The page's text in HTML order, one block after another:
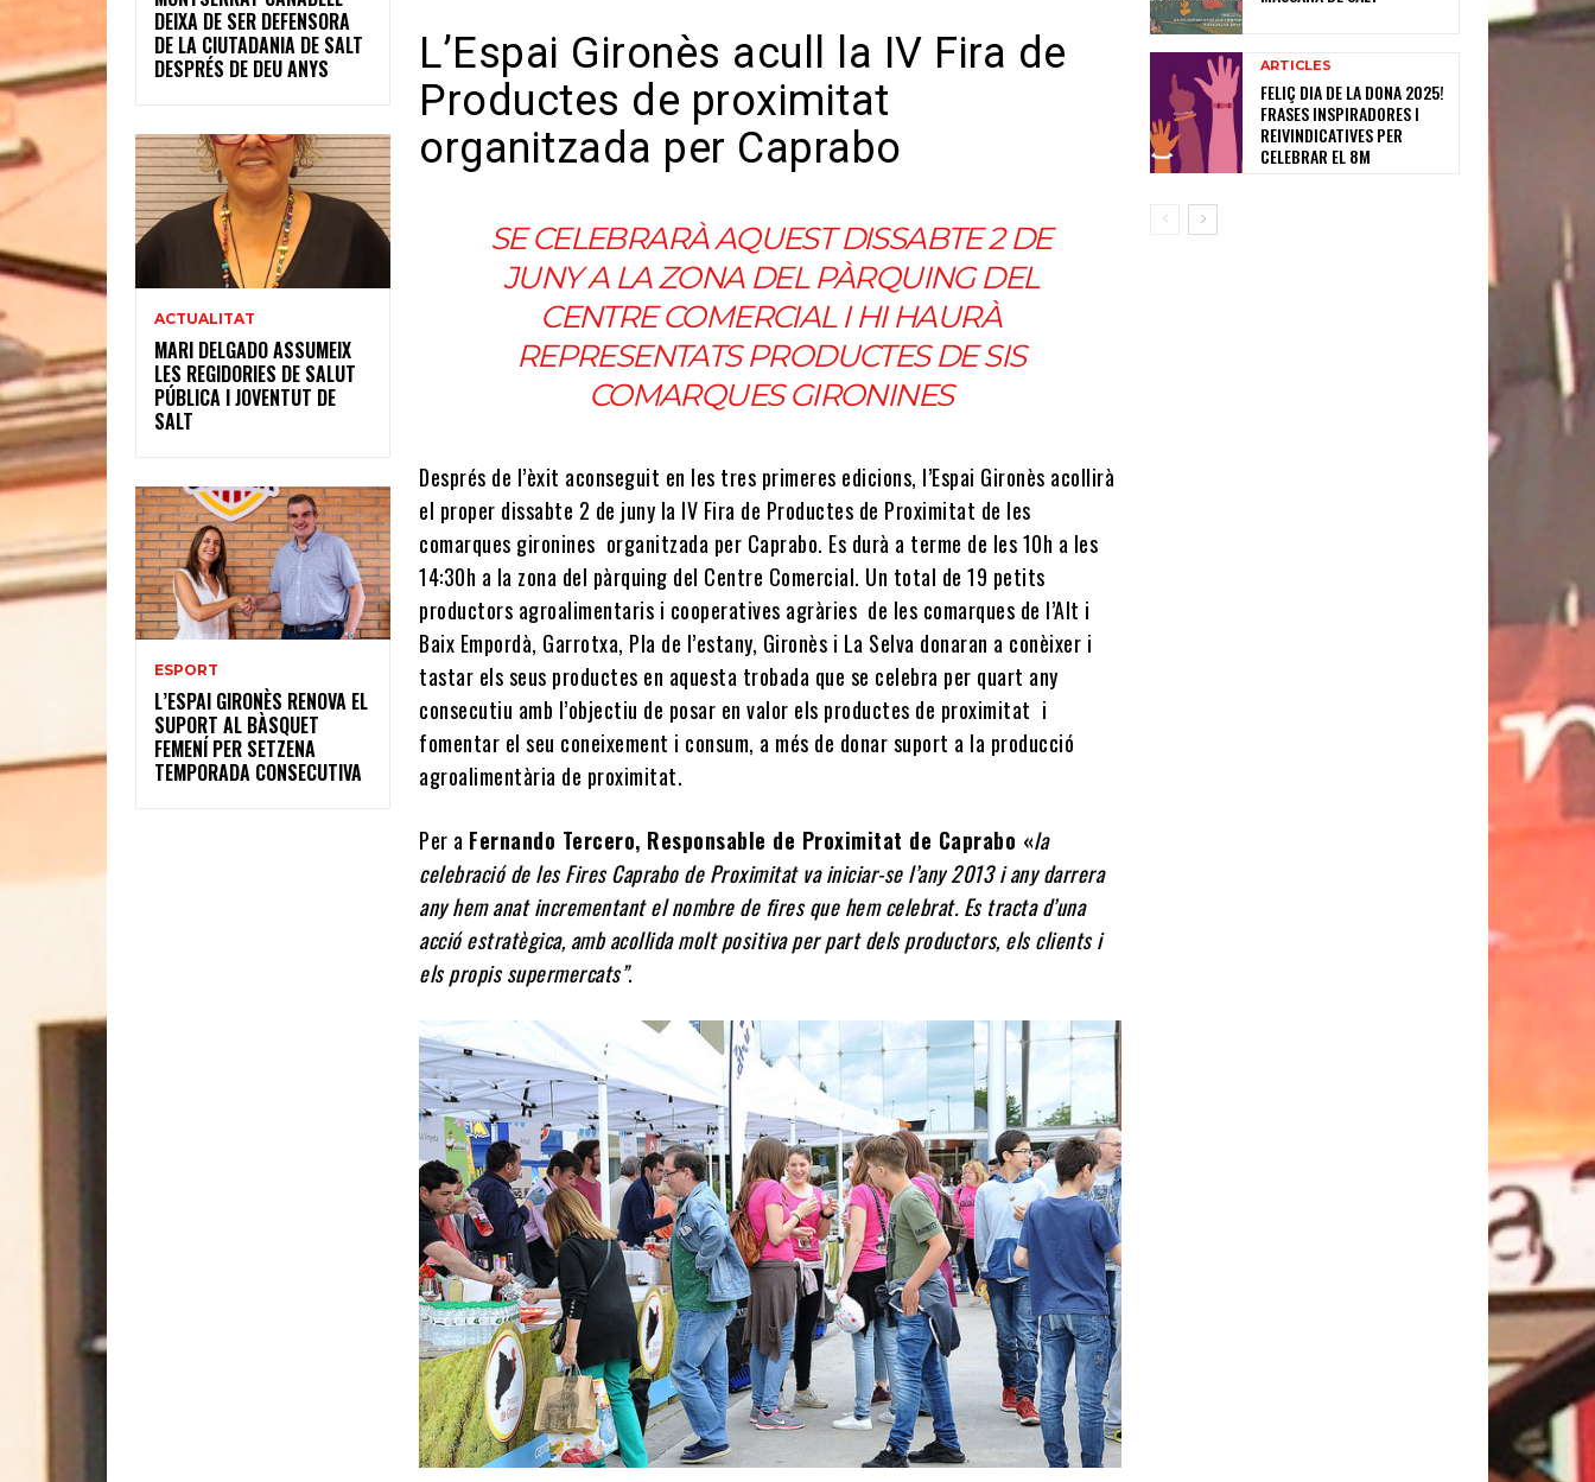
DEIXA DE SER DEFENSORA
DE LA CIUTADANIA DE SALT
DESPRÉS DE DEU ANYS
ACTUALITAT
MARI DELGADO ASSUMEIX
LES REGIDORIES DE SALUT
PÚBLICA I JOVENTUT DE
SALT
ESPORT
L’ESPAI GIRONÈS RENOVA EL
SUPORT AL BÀSQUET
FEMENÍ PER SETZENA
TEMPORADA CONSECUTIVA
L’Espai Gironès acull la IV Fira de
Productes de proximitat
organitzada per Caprabo
SE CELEBRARÀ AQUEST DISSABTE 2 DE
JUNY A LA ZONA DEL PÀRQUING DEL
CENTRE COMERCIAL I HI HAURÀ
REPRESENTATS PRODUCTES DE SIS
COMARQUES GIRONINES
Després de l’èxit aconseguit en les tres primeres edicions, l’Espai Gironès acollirà
el proper dissabte 2 de juny la IV Fira de Productes de Proximitat de les
comarques gironines organitzada per Caprabo. Es durà a terme de les 10h a les
14:30h a la zona del pàrquing del Centre Comercial. Un total de 19 petits
productors agroalimentaris i cooperatives agràries de les comarques de l’Alt i
Baix Empordà, Garrotxa, Pla de l’estany, Gironès i La Selva donaran a conèixer i
tastar els seus productes en aquesta trobada que se celebra per quart any
consecutiu amb l’objectiu de posar en valor els productes de proximitat i
fomentar el seu coneixement i consum, a més de donar suport a la producció
agroalimentària de proximitat.
Per a Fernando Tercero, Responsable de Proximitat de Caprabo «la
celebració de les Fires Caprabo de Proximitat va iniciar-se l’any 2013 i any darrera
any hem anat incrementant el nombre de fires que hem celebrat. Es tracta d’una
acció estratègica, amb acollida molt positiva per part dels productors, els clients i
els propis supermercats”.
ARTICLES
FELIÇ DIA DE LA DONA 2025!
FRASES INSPIRADORES I
REIVINDICATIVES PER
CELEBRAR EL 8M